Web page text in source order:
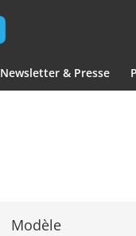
Newsletter & Presse
Modèle